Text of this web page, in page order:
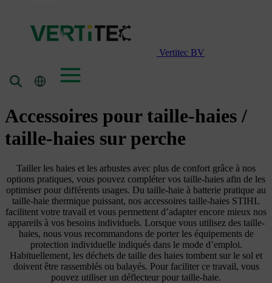
Vertitec BV
Accessoires pour taille-haies /
taille-haies sur perche
Tailler les haies et les arbustes avec plus de confort grâce à nos
options pratiques, vous pouvez compléter vos taille-haies afin de les
optimiser pour différents usages. Du taille-haie à batterie pratique au
taille-haie thermique puissant, nos accessoires taille-haies STIHL
facilitent votre travail et vous permettent d’adapter encore mieux nos
appareils à vos besoins individuels. Lorsque vous utilisez des taille-
haies, nous vous recommandons de porter les équipements de
protection individuelle indiqués dans le mode d’emploi.
Habituellement, les déchets de taille des haies tombent sur le sol et
doivent être rassemblés ou balayés. Pour faciliter ce travail, vous
pouvez utiliser un déflecteur pour taille-haie.